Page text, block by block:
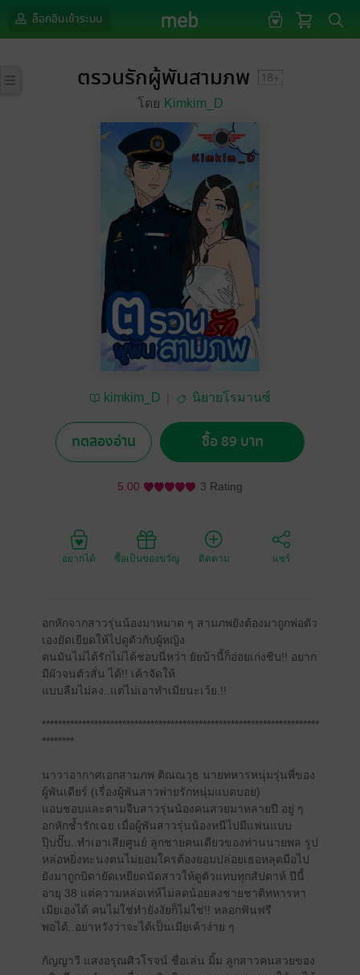
ล็อกอินเข้าระบบ
ตรวนรักผู้พันสามภพ
โดย Kimkim_D
kimkim_D นิยายโรมานซ์
ทดลองอ่าน ซื้อ 89 บาท
5.00 3 Rating
อยากได้ ซื้อเป็นของขวัญ ติดตาม แชร์
อกหักจากสาวรุ่นน้องมาหมาด ๆ สามภพยังต้องมาถูกพ่อตัว
เองยัดเยียดให้ไปดูตัวกับผู้หญิง
คนมันไม่ได้รักไม่ได้ชอบนี่หว่า ยัยบ้านี้ก็อ่อยเก่งชิบ!! อยาก
มีผัวจนตัวสั่น ได้!! เค้าจัดให้
แบบลืมไม่ลง..แต่ไม่เอาทำเมียนะเว้ย.!!
*********************************************************************
********
นาวาอากาศเอกสามภพ ติณณวุธ นายทหารหนุ่มรุ่นพี่ของ
ผู้พันเดียร์ (เรื่องผู้พันสาวพ่ายรักหนุ่มแบดบอย)
แอบชอบและตามจีบสาวรุ่นน้องคนสวยมาหลายปี อยู่ ๆ
อกหักช้ำรักเฉย เมื่อผู้พันสาวรุ่นน้องหนีไปมีแฟนแบบ
ปุ๊บปั๊บ..ทำเอาเสียศูนย์ ลูกชายคนเดียวของท่านนายพล รูป
หล่อหยิ่งทะนงตนไม่ยอมใครต้องยอมปล่อยเธอหลุดมือไป
ยังมาถูกบิดายัดเหยียดนัดสาวให้ดูตัวแทบทุกสัปดาห์ ปีนี้
อายุ 38 แต่ความหล่อเท่ห์ไม่ลดน้อยลงชายชาติทหารหา
เมียเองได้ คนไม่ใช่ทำยังงัยก็ไม่ใช่!! หลอกฟันฟรี
พอได้..อย่าหวังว่าจะได้เป็นเมียเค้าง่าย ๆ
กัญญาวี แสงอรุณศิวโรจน์ ชื่อเล่น มิ้ม ลูกสาวคนสวยของ